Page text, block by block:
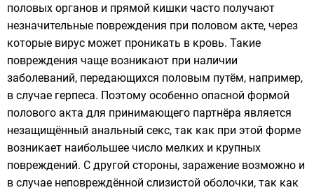
половых органов и прямой кишки часто получают
незначительные повреждения при половом акте, через
которые вирус может проникать в кровь. Такие
повреждения чаще возникают при наличии
заболеваний, передающихся половым путём, например,
в случае герпеса. Поэтому особенно опасной формой
полового акта для принимающего партнёра является
незащищённый анальный секс, так как при этой форме
возникает наибольшее число мелких и крупных
повреждений. С другой стороны, заражение возможно и
в случае неповреждённой слизистой оболочки, так как